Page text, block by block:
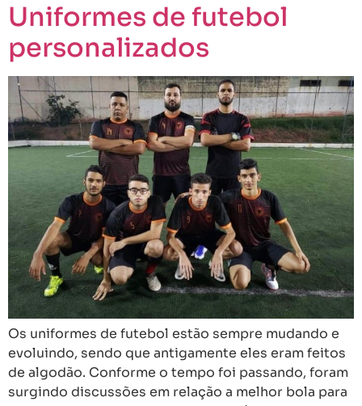
Uniformes de futebol
personalizados
Os uniformes de futebol estão sempre mudando e
evoluindo, sendo que antigamente eles eram feitos
de algodão. Conforme o tempo foi passando, foram
surgindo discussões em relação a melhor bola para